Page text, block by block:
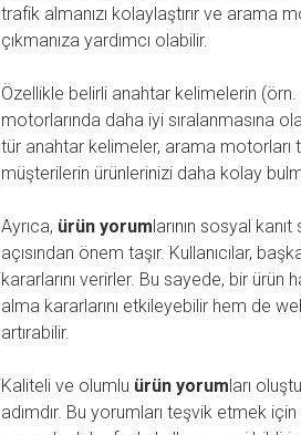
trafik almanızı kolaylaştırır ve arama
çıkmanıza yardımcı olabilir.
Özellikle belirli anahtar kelimelerin
motorlarında daha iyi sıralanmasına
tür anahtar kelimeler, arama motorları
müşterilerin ürünlerinizi daha kolay
Ayrıca, ürün yorum larının sosyal
açısından önem taşır. Kullanıcılar,
kararlarını verirler. Bu sayede, bir ürün
alma kararlarını etkileyebilir hem de
artırabilir.
Kaliteli ve olumlu ürün yorum ları
adımdır. Bu yorumları teşvik etmek